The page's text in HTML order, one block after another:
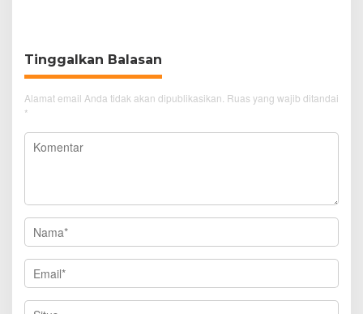
Tinggalkan Balasan
Alamat email Anda tidak akan dipublikasikan. Ruas yang wajib ditandai
*